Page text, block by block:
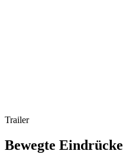
Trailer
Bewegte Eindrücke